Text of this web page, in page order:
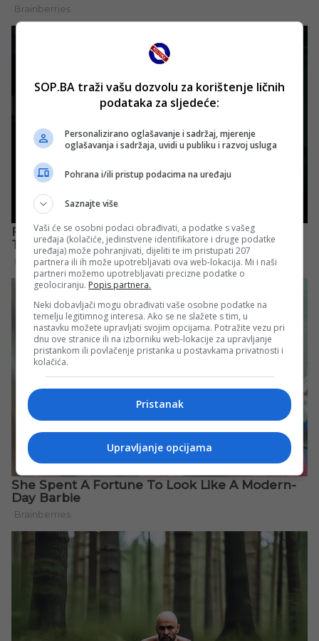
SOP.BA traži vašu dozvolu za korištenje ličnih
podataka za sljedeće:
Personalizirano oglašavanje i sadržaj, mjerenje
oglašavanja i sadržaja, uvidi u publiku i razvoj usluga
Pohrana i/ili pristup podacima na uređaju
Saznajte više
Vaši će se osobni podaci obrađivati, a podatke s vašeg
uređaja (kolačiće, jedinstvene identifikatore i druge podatke
uređaja) može pohranjivati, dijeliti te im pristupati 207
partnera ili ih može upotrebljavati ova web-lokacija. Mi i naši
partneri možemo upotrebljavati precizne podatke o
geolociranju. Popis partnera.
Neki dobavljači mogu obrađivati vaše osobne podatke na
temelju legitimnog interesa. Ako se ne slažete s tim, u
nastavku možete upravljati svojim opcijama. Potražite vezu pri
dnu ove stranice ili na izborniku web-lokacije za upravljanje
pristankom ili povlačenje pristanka u postavkama privatnosti i
kolačića.
Pristanak
Upravljanje opcijama